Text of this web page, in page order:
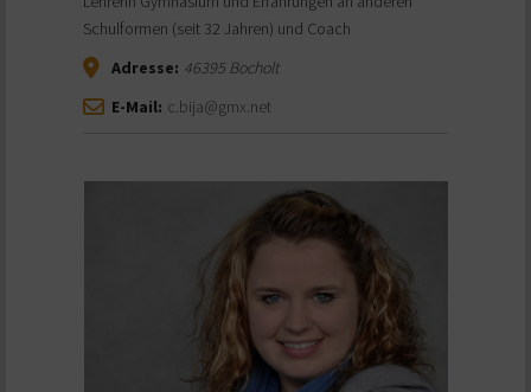
Schulformen (seit 32 Jahren) und Coach
Adresse: 46395Bocholt
E-Mail: c.bija@gmx.net